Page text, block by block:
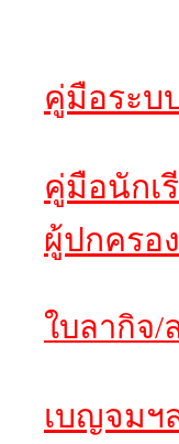
คู่มือระบ
คู่มือนักเ
ผู้ปกครอ
ใบลากิจ/
เบญจมฯ